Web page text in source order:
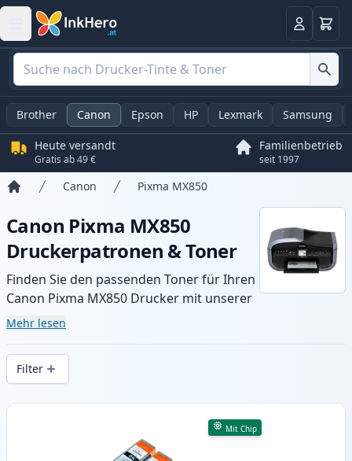
Anmelden
Brother Canon Epson HP Lexmark Samsung
Heute versandt
Gratis ab 49 €
Familienbetrieb
seit 1997
Canon Pixma MX850
Canon Pixma MX850
Druckerpatronen & Toner
Finden Sie den passenden Toner für Ihren
Canon Pixma MX850 Drucker mit unserer
Auswahl an kompatiblen und XL-Patronen.
Druckqualität und schnellem Versand aus
lokalem Lager in .
Mehr lesen
Filter
Produkte
Mit Chip